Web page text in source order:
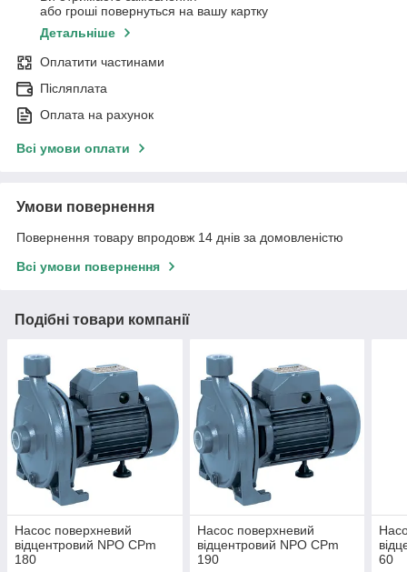
або гроші повернуться на вашу картку
Детальніше
Оплатити частинами
Післяплата
Оплата на рахунок
Всі умови оплати
Умови повернення
Повернення товару впродовж 14 днів за домовленістю
Всі умови повернення
Подібні товари компанії
Насос поверхневий
відцентровий NPO CPm
180
Насос поверхневий
відцентровий NPO CPm
190
60